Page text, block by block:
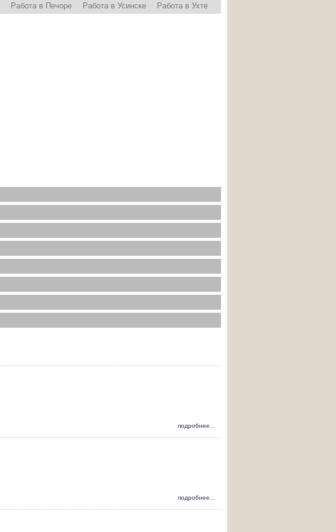
Работа в Печоре Работа в Усинске Работа в Ухте
подробнее...
подробнее...